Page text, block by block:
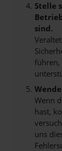
Stelle
sind.
führen,
Wenn
hast,
uns